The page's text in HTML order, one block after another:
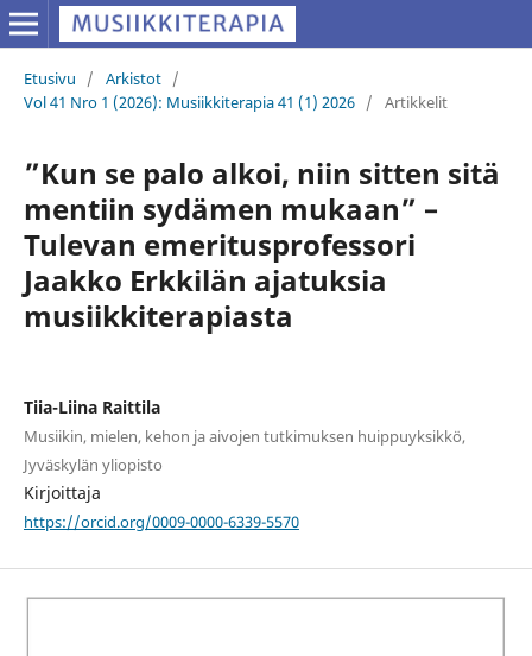
Etusivu / Arkistot /
Vol 41 Nro 1 (2026): Musiikkiterapia 41 (1) 2026 / Artikkelit
”Kun se palo alkoi, niin sitten sitä
mentiin sydämen mukaan” –
Tulevan emeritusprofessori
Jaakko Erkkilän ajatuksia
musiikkiterapiasta
Tiia-Liina Raittila
Musiikin, mielen, kehon ja aivojen tutkimuksen huippuyksikkö,
Jyväskylän yliopisto
Kirjoittaja
https://orcid.org/0009-0000-6339-5570